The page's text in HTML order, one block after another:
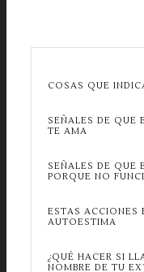
COSAS QUE
SEÑALES DE QUE
TE AMA
SEÑALES DE QUE
PORQUE NO
ESTAS ACCIONES
AUTOESTIMA
¿QUÉ HACER SI
NOMBRE DE TU